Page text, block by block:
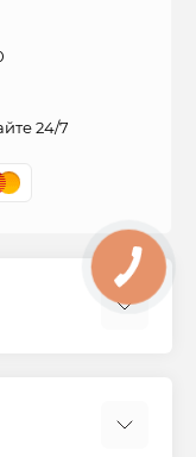
24/7